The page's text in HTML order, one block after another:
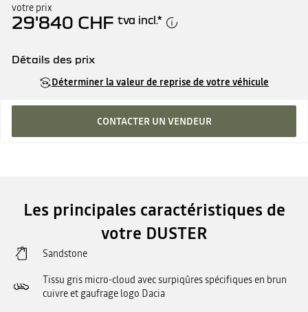
votre prix
29'840 CHF tva incl.*
Détails des prix
moins prime
500 CHF
Déterminer la valeur de reprise de votre véhicule
CONTACTER UN VENDEUR
Les principales caractéristiques de
votre DUSTER
Sandstone
Tissu gris micro-cloud avec surpiqûres spécifiques en brun
cuivre et gaufrage logo Dacia